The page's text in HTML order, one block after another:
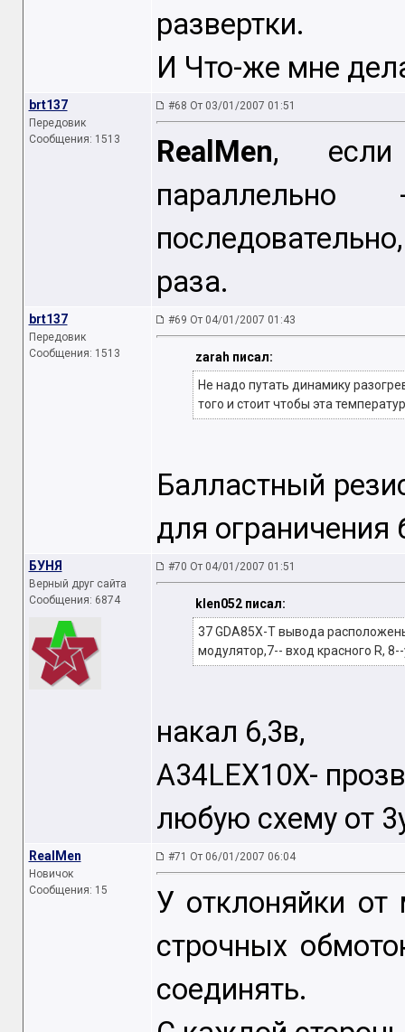
развертки.
И Что-же мне
brt137
Передовик
Сообщения: 1513
#68 От 03/01/2007 01:51
RealMen, если
раза.
brt137
Передовик
Сообщения: 1513
#69 От 04/01/2007 01:43
zarah писал:
Не надо путать динамику
того и стоит чтобы эта
Балластный
для ограничения
БУНЯ
Верный друг сайта
Сообщения: 6874
#70 От 04/01/2007 01:51
klen052 писал:
37 GDA85X-T вывода
модулятор,7-- вход красного R,
накал 6,3в,
A34LEX10X-
любую схему от
RealMen
Новичок
Сообщения: 15
#71 От 06/01/2007 06:04
У отклоняйки от
строчных
соединять.